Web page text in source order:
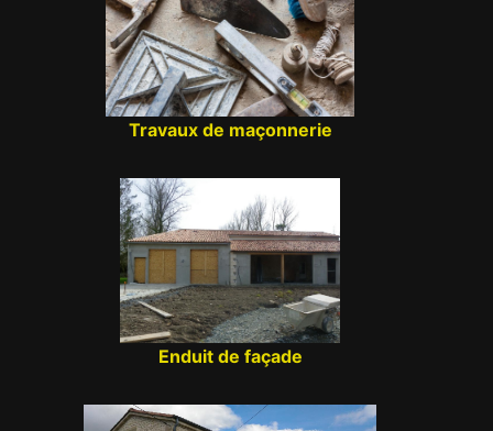
Travaux de maçonnerie
Enduit de façade